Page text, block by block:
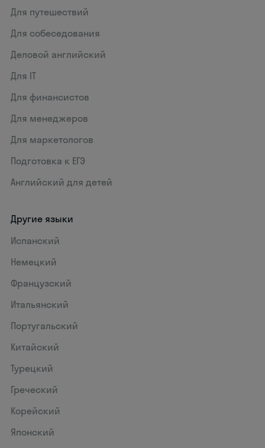
Для путешествий
Для собеседования
Деловой английский
Для IT
Для финансистов
Для менеджеров
Для маркетологов
Подготовка к ЕГЭ
Английский для детей
Другие языки
Испанский
Немецкий
Французский
Итальянский
Португальский
Китайский
Турецкий
Греческий
Корейский
Японский